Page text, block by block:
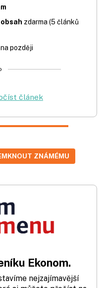
zdarma (5 článků
později
článek
ZNÁMÉMU
Ekonom.
nejzajímavější